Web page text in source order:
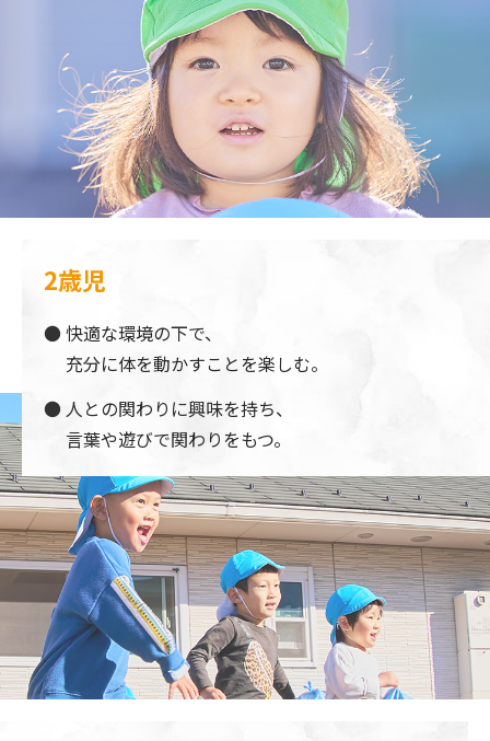
2歳児
快適な環境の下で、
充分に体を動かすことを楽しむ。
人との関わりに興味を持ち、
言葉や遊びで関わりをもつ。